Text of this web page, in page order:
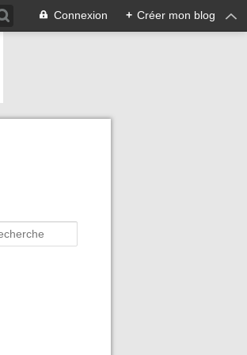
Connexion + Créer mon blog